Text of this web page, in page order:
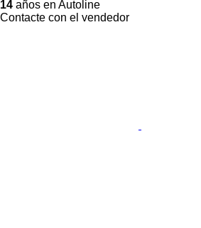
14 años en Autoline
Contacte con el vendedor